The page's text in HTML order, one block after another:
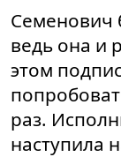
Семенович
ведь она и
этом
раз.
наступила